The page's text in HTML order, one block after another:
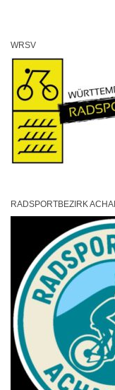
WRSV
RADSPORTBEZIRK